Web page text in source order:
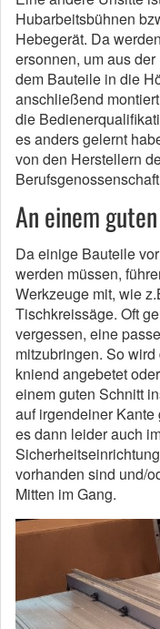
Hubarbeitsbühnen
Hebegerät. Da
ersonnen, um aus
dem Bauteile in die
anschließend
die
es anders gelernt
von den Herstellern
An einem
Da einige Bauteile
werden müssen,
Werkzeuge mit, wie
Tischkreissäge. Oft
vergessen, eine
mitzubringen. So
kniend angebetet
einem guten Schnitt
auf irgendeiner
es dann leider auch
vorhanden sind und/
Mitten im Gang.